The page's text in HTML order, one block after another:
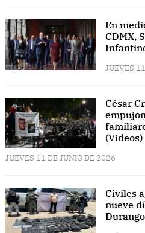
En
CDMX,
JUEVES
César
(Videos)
JUEVES 11 DE JUNIO DE 2026
Civiles
nueve